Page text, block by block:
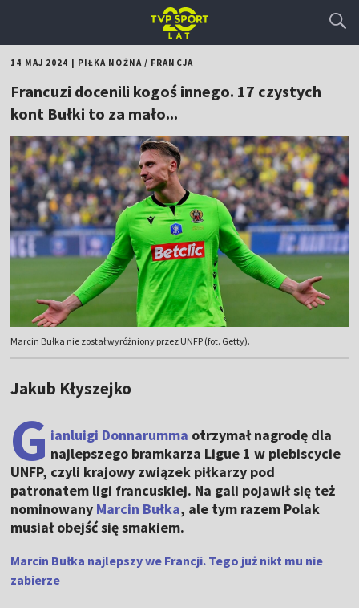
14 MAJ 2024 PIŁKA NOŻNA/ FRANCJA
Francuzi docenili kogoś innego. 17 czystych
kont Bułki to za mało...
Marcin Bułka nie został wyróżniony przez UNFP (fot. Getty).
Jakub Kłyszejko
G ianluigi Donnarumma otrzymał nagrodę dla
najlepszego bramkarza Ligue 1 w plebiscycie
UNFP, czyli krajowy związek piłkarzy pod
patronatem ligi francuskiej. Na gali pojawił się też
nominowany Marcin Bułka, ale tym razem Polak
musiał obejść się smakiem.
Marcin Bułka najlepszy we Francji. Tego już nikt mu nie
zabierze